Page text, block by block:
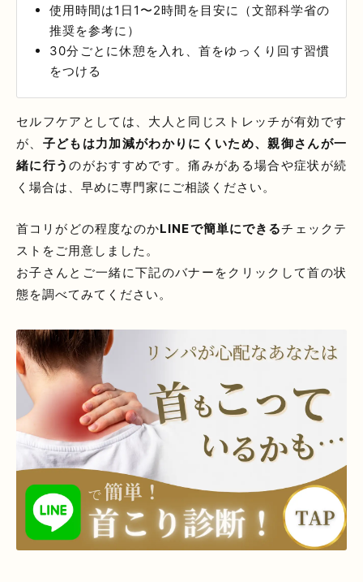
使用時間は1日1〜2時間を目安に（文部科学省の
推奨を参考に）
30分ごとに休憩を入れ、首をゆっくり回す習慣
をつける
セルフケアとしては、大人と同じストレッチが有効です
が、 子どもは力加減がわかりにくいため、親御さんが一
緒に行うのがおすすめです。痛みがある場合や症状が続
く場合は、早めに専門家にご相談ください。
首コリがどの程度なのかLINEで簡単にできるチェックテ
ストをご用意しました。
お子さんとご一緒に下記のバナーをクリックして首の状
態を調べてみてください。